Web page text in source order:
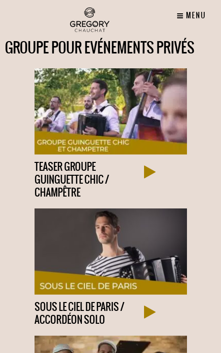
MENU
GROUPE POUR EVÉNEMENTS PRIVÉS
TEASER GROUPE
GUINGUETTE CHIC /
CHAMPÊTRE
SOUS LE CIEL DE PARIS /
ACCORDÉON SOLO